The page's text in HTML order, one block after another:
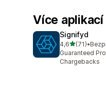
Více
Signifyd
4,6z 5 hvězd
(71)
Celkový počet
•
Guaranteed
Chargebacks